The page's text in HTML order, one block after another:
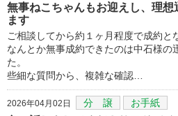
無事ねこちゃんもお迎えし、理想
ます
ご相談してから約１ヶ月程度で成約と
なんとか無事成約できたのは中石様の
た。
些細な質問から、複雑な確認…
2026年04月02日 分 譲 お手紙